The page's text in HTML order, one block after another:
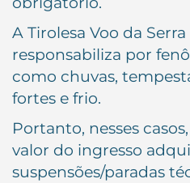
A Tirolesa Voo da
responsabiliza por
como chuvas,
fortes e frio.
Portanto, nesses
valor do ingresso
suspensões/paradas